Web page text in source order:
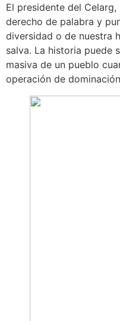
El presidente del
derecho de palabra y
diversidad o de nuestra
salva. La historia puede
masiva de un pueblo
operación de